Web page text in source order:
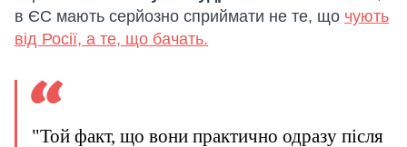
в ЄС мають серйозно сприймати не те, що чують
від Росії, а те, що бачать.
"Той факт, що вони практично одразу після